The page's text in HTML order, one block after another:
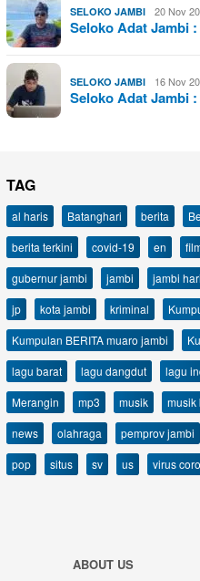
SELOKO JAMBI 20 Nov
Seloko Adat Jambi
SELOKO JAMBI 16 Nov
Seloko Adat Jambi
TAG
al haris Batanghari berita
berita terkini
covid-19 en
gubernur jambi
jambi jambi
jp
kota jambi kriminal
Kumpulan BERITA muaro jambi
lagu barat
lagu dangdut lagu
Merangin
mp3 musik musik
news
olahraga pemprov jambi
pop
situs sv us virus
ABOUT US